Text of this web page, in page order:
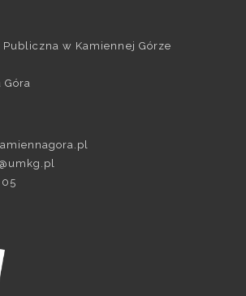
w Kamiennej Górze